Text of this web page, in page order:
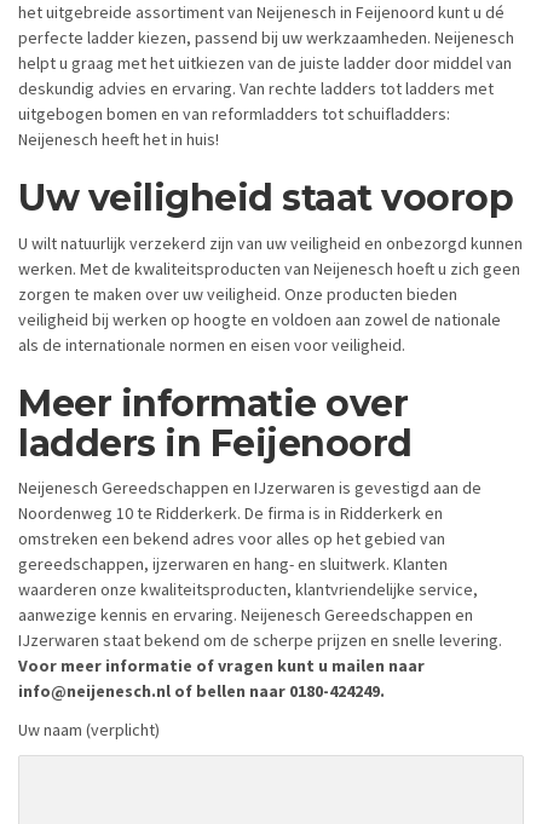
het uitgebreide assortiment van Neijenesch in Feijenoord kunt u dé
perfecte ladder kiezen, passend bij uw werkzaamheden. Neijenesch
helpt u graag met het uitkiezen van de juiste ladder door middel van
deskundig advies en ervaring. Van rechte ladders tot ladders met
uitgebogen bomen en van reformladders tot schuifladders:
Neijenesch heeft het in huis!
Uw veiligheid staat voorop
U wilt natuurlijk verzekerd zijn van uw veiligheid en onbezorgd kunnen
werken. Met de kwaliteitsproducten van Neijenesch hoeft u zich geen
zorgen te maken over uw veiligheid. Onze producten bieden
veiligheid bij werken op hoogte en voldoen aan zowel de nationale
als de internationale normen en eisen voor veiligheid.
Meer informatie over
ladders in Feijenoord
Neijenesch Gereedschappen en IJzerwaren is gevestigd aan de
Noordenweg 10 te Ridderkerk. De firma is in Ridderkerk en
omstreken een bekend adres voor alles op het gebied van
gereedschappen, ijzerwaren en hang- en sluitwerk. Klanten
waarderen onze kwaliteitsproducten, klantvriendelijke service,
aanwezige kennis en ervaring. Neijenesch Gereedschappen en
IJzerwaren staat bekend om de scherpe prijzen en snelle levering.
Voor meer informatie of vragen kunt u mailen naar
info@neijenesch.nl of bellen naar 0180-424249.
Uw naam (verplicht)